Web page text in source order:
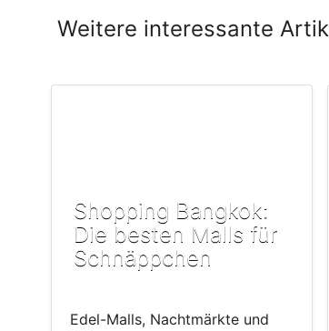
Weitere interessante
Shopping Bangkok:
Die besten Malls für
Schnäppchen
Edel-Malls, Nachtmärkte und